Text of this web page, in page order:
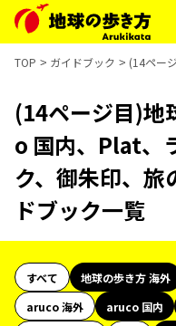
TOP ガイドブック (14ペー
(14ページ目)地
o 国内、Plat、
ク、御朱印、旅
ドブック一覧
すべて 地球の歩き方 海外
aruco 海外
aruco 国内